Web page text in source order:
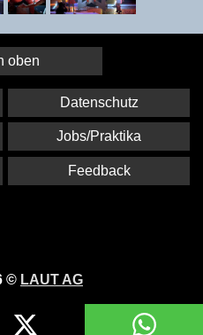
oben
© LAUT AG
Datenschutz
Jobs/Praktika
Feedback